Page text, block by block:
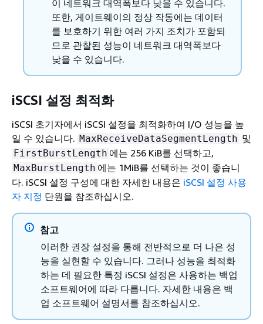
이 네트워크 대역폭보다 낮을 수 있습니다.
또한, 게이트웨이의 정상 작동에는 데이터
를 보호하기 위한 여러 가지 조치가 포함되
므로 관찰된 성능이 네트워크 대역폭보다
낮을 수 있습니다.
iSCSI 설정 최적화
iSCSI 초기자에서 iSCSI 설정을 최적화하여 I/O 성능을 높
일 수 있습니다. MaxReceiveDataSegmentLength 및
FirstBurstLength 에는 256 KiB를 선택하고,
MaxBurstLength 에는 1MiB를 선택하는 것이 좋습니
다. iSCSI 설정 구성에 대한 자세한 내용은 iSCSI 설정 사용
자 지정 단원을 참조하십시오.
참고
이러한 권장 설정을 통해 전반적으로 더 나은 성
능을 실현할 수 있습니다. 그러나 성능을 최적화
하는 데 필요한 특정 iSCSI 설정은 사용하는 백업
소프트웨어에 따라 다릅니다. 자세한 내용은 백
업 소프트웨어 설명서를 참조하십시오.